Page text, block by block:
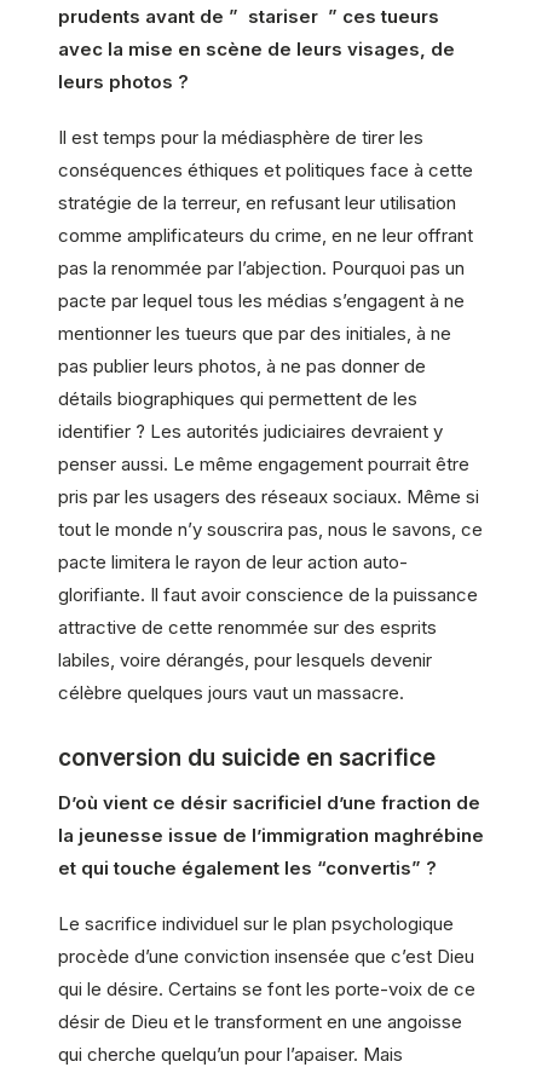
prudents avant de ” stariser ” ces tueurs
avec la mise en scène de leurs visages, de
leurs photos ?
Il est temps pour la médiasphère de tirer les
conséquences éthiques et politiques face à cette
stratégie de la terreur, en refusant leur utilisation
comme amplificateurs du crime, en ne leur offrant
pas la renommée par l’abjection. Pourquoi pas un
pacte par lequel tous les médias s’engagent à ne
mentionner les tueurs que par des initiales, à ne
pas publier leurs photos, à ne pas donner de
détails biographiques qui permettent de les
identifier ? Les autorités judiciaires devraient y
penser aussi. Le même engagement pourrait être
pris par les usagers des réseaux sociaux. Même si
tout le monde n’y souscrira pas, nous le savons, ce
pacte limitera le rayon de leur action auto-
glorifiante. Il faut avoir conscience de la puissance
attractive de cette renommée sur des esprits
labiles, voire dérangés, pour lesquels devenir
célèbre quelques jours vaut un massacre.
conversion du suicide en sacrifice
D’où vient ce désir sacrificiel d’une fraction de
la jeunesse issue de l’immigration maghrébine
et qui touche également les “convertis” ?
Le sacrifice individuel sur le plan psychologique
procède d’une conviction insensée que c’est Dieu
qui le désire. Certains se font les porte-voix de ce
désir de Dieu et le transforment en une angoisse
qui cherche quelqu’un pour l’apaiser. Mais